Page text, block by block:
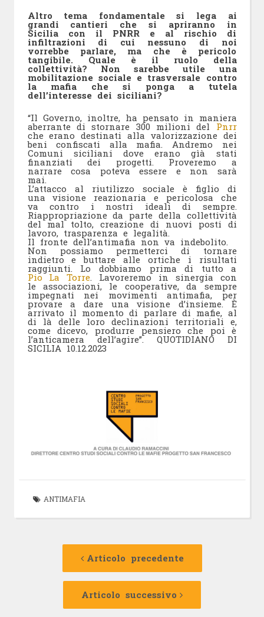
Altro tema fondamentale si lega ai
grandi cantieri che si apriranno in
Sicilia con il PNRR e al rischio di
infiltrazioni di cui nessuno di noi
vorrebbe parlare, ma che è pericolo
tangibile. Quale è il ruolo della
collettività? Non sarebbe utile una
mobilitazione sociale e trasversale contro
la mafia che si ponga a tutela
dell’interesse dei siciliani?
“Il Governo, inoltre, ha pensato in maniera
aberrante di stornare 300 milioni del Pnrr
che erano destinati alla valorizzazione dei
beni confiscati alla mafia. Andremo nei
Comuni siciliani dove erano gìà stati
finanziati dei progetti. Proveremo a
narrare cosa poteva essere e non sarà
mai.
L’attacco al riutilizzo sociale è figlio di
una visione reazionaria e pericolosa che
va contro i nostri ideali di sempre.
Riappropriazione da parte della collettività
del mal tolto, creazione di nuovi posti di
lavoro, trasparenza e legalità.
Il fronte dell’antimafia non va indebolito.
Non possiamo permetterci di tornare
indietro e buttare alle ortiche i risultati
raggiunti. Lo dobbiamo prima di tutto a
Pio La Torre . Lavoreremo in sinergia con
le associazioni, le cooperative, da sempre
impegnati nei movimenti antimafia, per
provare a dare una visione d’insieme. È
arrivato il momento di parlare di mafie, al
di là delle loro declinazioni territoriali e,
come dicevo, produrre pensiero che poi è
l’anticamera dell’agire”. QUOTIDIANO DI
SICILIA 10.12.2023
ANTIMAFIA
Navigazione
Articolo precedente
Articolo
Articolo successivo
Articolo